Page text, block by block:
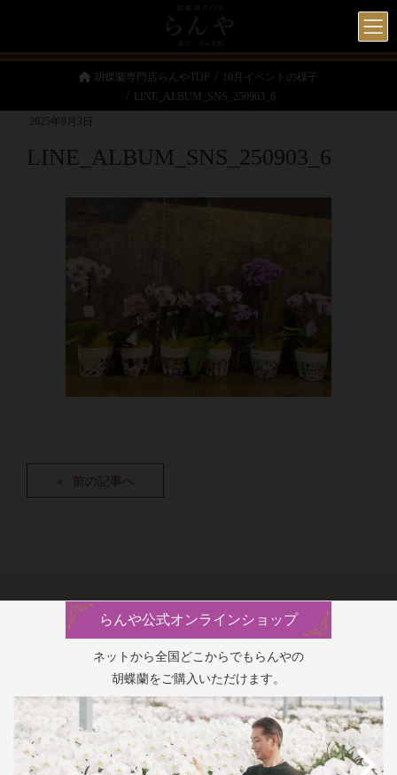
胡蝶蘭専門店らんやTOP
10月イベントの様子
LINE_ALBUM_SNS_250903_6
2025年9月3日
LINE_ALBUM_SNS_250903_6
前の記事へ
らんや公式オンラインショップ
ネットから全国どこからでもらんやの
胡蝶蘭をご購入いただけます。